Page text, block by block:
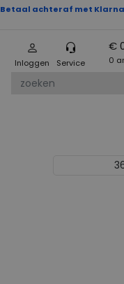
Betaal achteraf met
Inloggen Service
€
0